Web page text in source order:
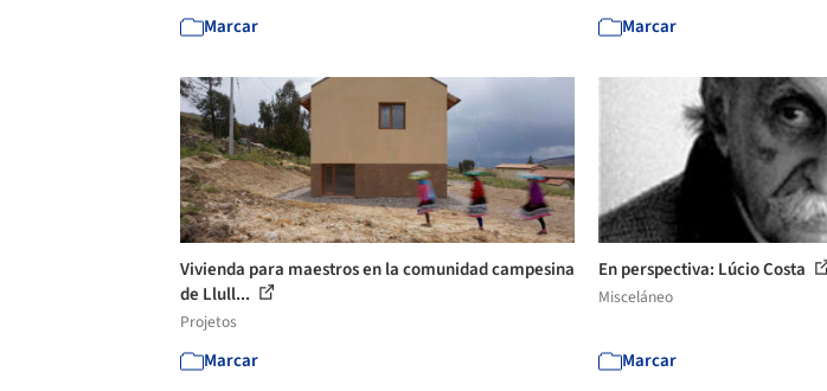
Marcar Marcar
Vivienda para maestros en la comunidad campesina
de Llull...
Projetos
Marcar
En perspectiva: Lúcio Costa
Misceláneo
Marcar